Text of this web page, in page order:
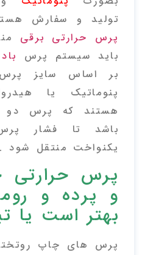
تولید و سفارش
پرس حرارتی برقی
باید سیستم پرس
بر اساس سایز
پنوماتیک یا
هستند که پرس
باشد تا فشار
یکنواخت منتقل شود .
پرس حرارتی
و پرده و
بهتر است
پرس های چاپ